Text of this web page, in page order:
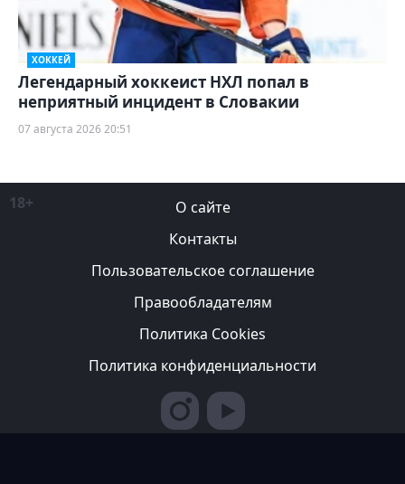
ХОККЕЙ
Легендарный хоккеист НХЛ попал в
неприятный инцидент в Словакии
07 августа 2026 20:51
18+
О сайте
Контакты
Пользовательское соглашение
Правообладателям
Политика Cookies
Политика конфиденциальности